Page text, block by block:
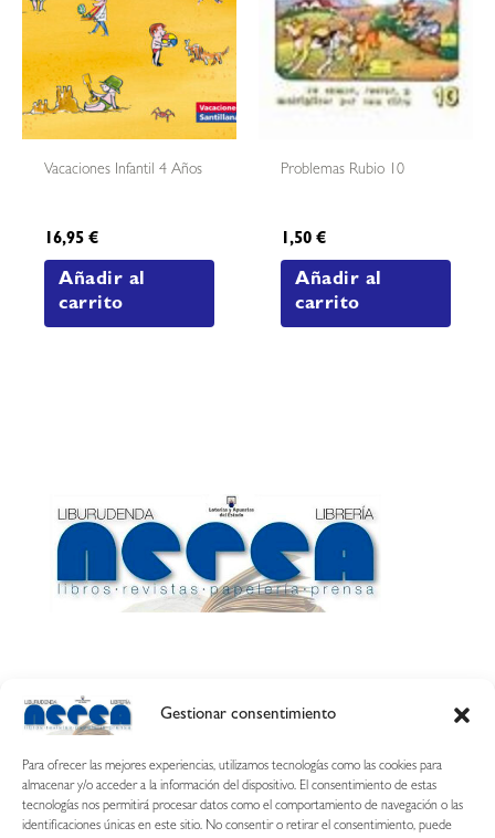
Gestionar consentimiento
Para ofrecer las mejores experiencias, utilizamos tecnologías como las cookies para
almacenar y/o acceder a la información del dispositivo. El consentimiento de estas
tecnologías nos permitirá procesar datos como el comportamiento de navegación o las
identificaciones únicas en este sitio. No consentir o retirar el consentimiento, puede
Vacaciones Infantil 4 Años
16,95€
Añadir al
carrito
Problemas Rubio 10
1,50€
Añadir al
carrito
Calle Esquíroz, 27
687 54 31 70
nerearetamonge@gmail.com